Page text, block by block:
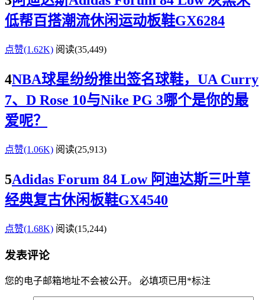
低帮百搭潮流休闲运动板鞋GX6284
点赞(1.62K) 阅读(35,449)
4NBA球星纷纷推出签名球鞋，UA Curry
7、D Rose 10与Nike PG 3哪个是你的最
爱呢？
点赞(1.06K) 阅读(25,913)
5Adidas Forum 84 Low 阿迪达斯三叶草
经典复古休闲板鞋GX4540
点赞(1.68K) 阅读(15,244)
发表评论
您的电子邮箱地址不会被公开。 必填项已用 *标注